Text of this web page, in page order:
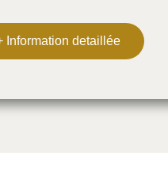
Information detaillée